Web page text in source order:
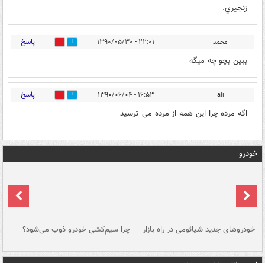
زنجيري.
محمد ۲۲:۰۱ - ۱۳۹۰/۰۵/۳۰ 0 پاسخ
ببين بچو چه ميگه
ali ۱۶:۵۳ - ۱۳۹۰/۰۶/۰۴ 0 پاسخ
اگه مرده چرا این همه از مرده می ترسید
خودرو
خودروهای جدید شیائومی در راه بازار چرا سیم‌کشی خودرو ذوب می‌شود؟